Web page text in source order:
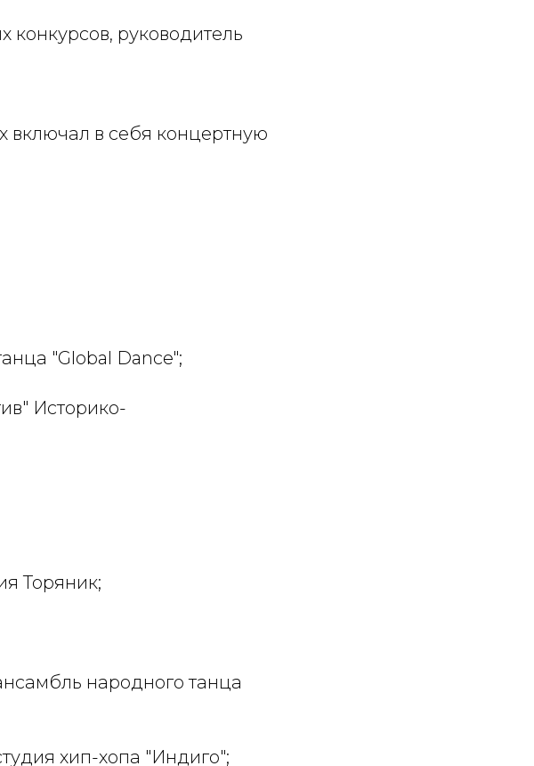
руководитель
включал в себя концертную
"Global Dance";
Историко-
Торяник;
народного танца
хип-хопа "Индиго";